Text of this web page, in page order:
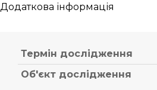
Додаткова інформація
Термін дослідження
Об'єкт дослідження